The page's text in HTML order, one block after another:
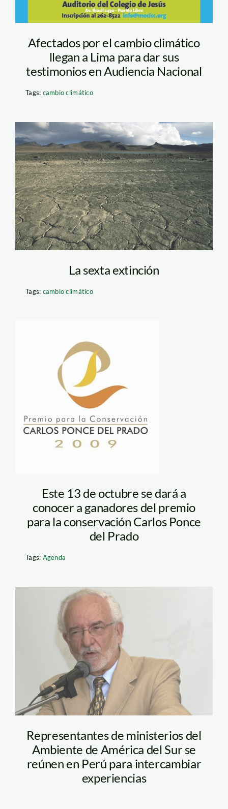
Afectados por el cambio climático
llegan a Lima para dar sus
testimonios en Audiencia Nacional
Tags: cambio climático
sequia_muller_1
La sexta extinción
Tags: cambio climático
ponce_del_prado
Este 13 de octubre se dará a
conocer a ganadores del premio
para la conservación Carlos Ponce
del Prado
Tags: Agenda
brack_antonio_spda
Representantes de ministerios del
Ambiente de América del Sur se
reúnen en Perú para intercambiar
experiencias